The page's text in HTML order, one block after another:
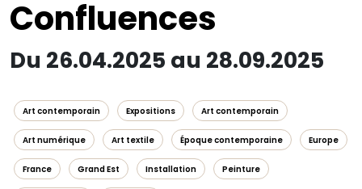
Confluences
Du 26.04.2025 au 28.09.2025
Art contemporain Expositions Art contemporain
Art numérique Art textile Époque contemporaine Europe
France Grand Est Installation Peinture